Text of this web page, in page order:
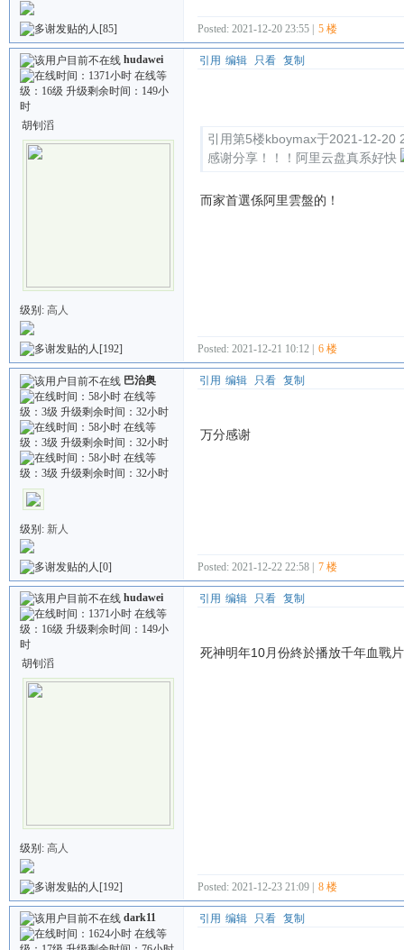
[85] Posted: 2021-12-20 23:55 | 5 楼
hudawei
胡钊滔
级别: 高人
[192]
引用 编辑 只看 复制
引用第5楼kboymax于2021-12-20
感谢分享！！！阿里云盘真系好快
而家首選係阿里雲盤的！
Posted: 2021-12-21 10:12 | 6 楼
巴治奥
级别: 新人
[0]
引用 编辑 只看 复制
万分感谢
Posted: 2021-12-22 22:58 | 7 楼
hudawei
胡钊滔
级别: 高人
[192]
引用 编辑 只看 复制
死神明年10月份終於播放千年血戰
Posted: 2021-12-23 21:09 | 8 楼
dark11 引用 编辑 只看 复制